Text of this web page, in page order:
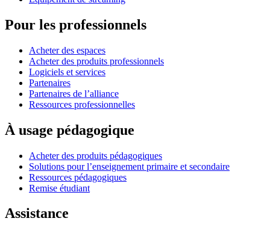
Pour les professionnels
Acheter des espaces
Acheter des produits professionnels
Logiciels et services
Partenaires
Partenaires de l’alliance
Ressources professionnelles
À usage pédagogique
Acheter des produits pédagogiques
Solutions pour l’enseignement primaire et secondaire
Ressources pédagogiques
Remise étudiant
Assistance